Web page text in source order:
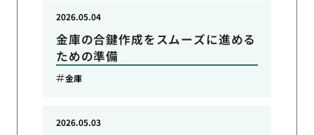
金庫の合鍵作成をスムーズに進める
ための準備
2026.05.04
金庫
2026.05.03